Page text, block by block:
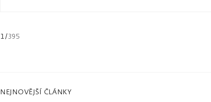
1 /395
NEJNOVĚJŠÍ ČLÁNKY